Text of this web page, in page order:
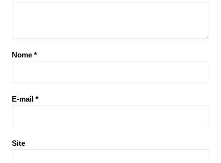
Nome *
E-mail *
Site